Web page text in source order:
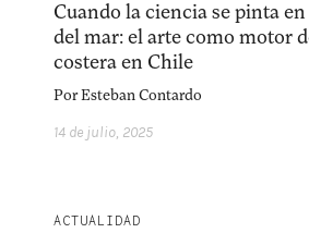
Cuando la ciencia se pinta
del mar: el arte como motor
costera en Chile
PorEsteban Contardo
14 de julio, 2025
ACTUALIDAD